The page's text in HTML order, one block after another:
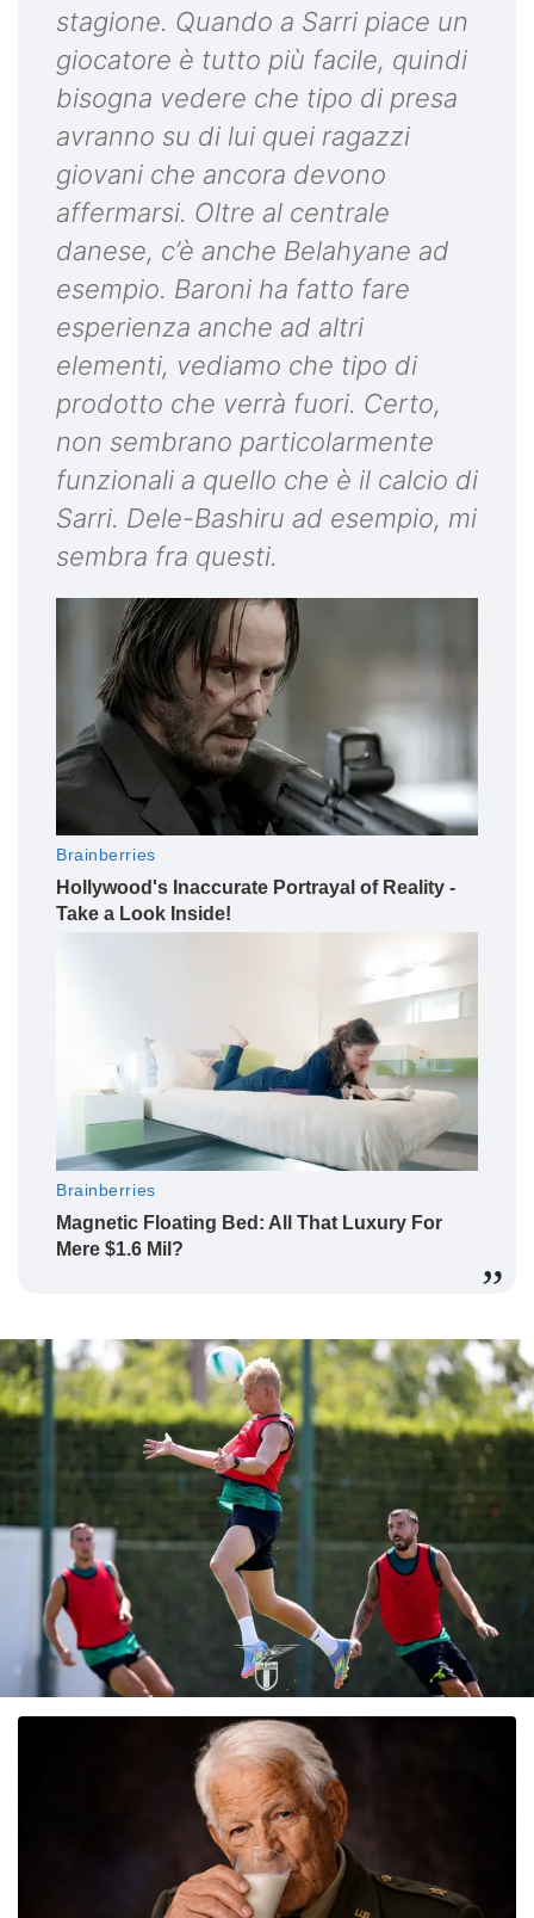
stagione. Quando a Sarri piace un
giocatore è tutto più facile, quindi
bisogna vedere che tipo di presa
avranno su di lui quei ragazzi
giovani che ancora devono
affermarsi. Oltre al centrale
danese, c’è anche Belahyane ad
esempio. Baroni ha fatto fare
esperienza anche ad altri
elementi, vediamo che tipo di
prodotto che verrà fuori. Certo,
non sembrano particolarmente
funzionali a quello che è il calcio di
Sarri. Dele-Bashiru ad esempio, mi
sembra fra questi.